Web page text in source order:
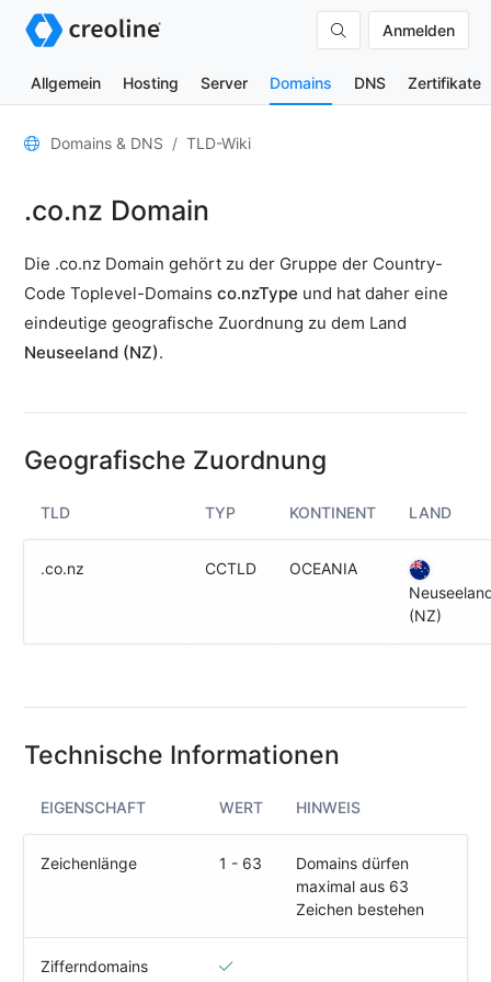
Anmelden
Allgemein Hosting Server Domains DNS Zertifikate
Allgemein
Kontakte
TLD-
TOOLS
Lookup
HTTP-
(IPv4
Responsible
Disclosure
creoline.com
Kundencenter
Domains & DNS TLD-Wiki
.co.nz Domain
Die .co.nz Domain gehört zu der Gruppe der Country-
Code Toplevel-Domains co.nzType und hat daher eine
eindeutige geografische Zuordnung zu dem Land
Neuseeland (NZ).
Geografische Zuordnung
TLD TYP KONTINENT LAND
.co.nz CCTLD
OCEANIA
(NZ)
Technische Informationen
EIGENSCHAFT WERT HINWEIS
Zeichenlänge 1 - 63
Domains dürfen
maximal aus 63
Zeichen bestehen
Zifferndomains